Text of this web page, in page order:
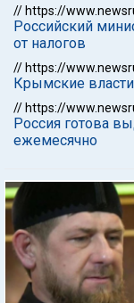
// https://
Российский
от налогов
// https://
Крымские
// https://
Россия готова
ежемесячно